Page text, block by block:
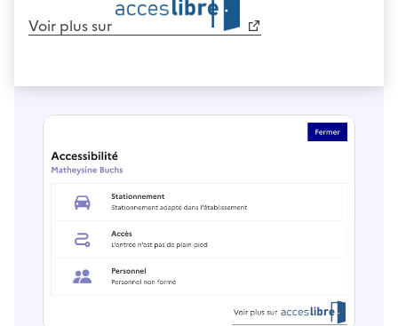
Voir plus sur